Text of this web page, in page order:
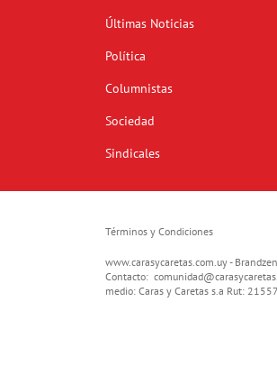
Últimas Noticias
Política
Columnistas
Sociedad
Sindicales
Términos y Condiciones
www.carasycaretas.com.uy -
Contacto:
medio: Caras y Caretas s.a Rut: